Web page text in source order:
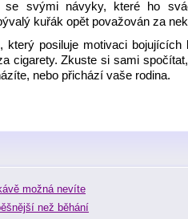
se svými návyky, které ho
kuřák opět považován za
který posiluje motivaci bojujících
cigarety. Zkuste si sami
nebo přichází vaše rodina.
možná nevíte
než běhání